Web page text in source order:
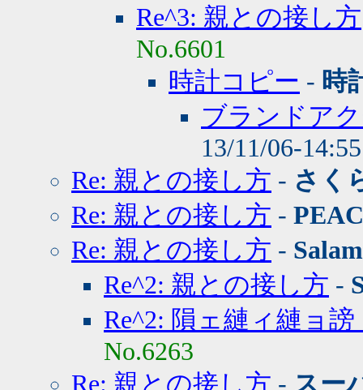
Re^3: 親との接し方
No.6601
時計コピー - 時
ブランドア
13/11/06-
Re: 親との接し方 - さく
Re: 親との接し方 -
Re: 親との接し方 - Salam
Re^2: 親との接し方 -
Re^2: 隕ェ縺ィ縺ョ
No.6263
Re: 親との接し方 - スー